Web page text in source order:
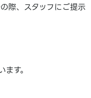
際、スタッフにご提示
す。